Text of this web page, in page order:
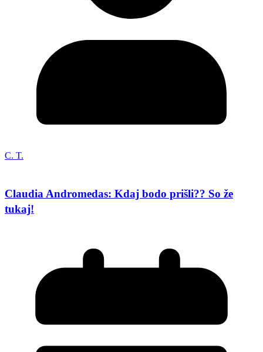
C. T.
Claudia Andromedas: Kdaj bodo prišli?? So že
tukaj!